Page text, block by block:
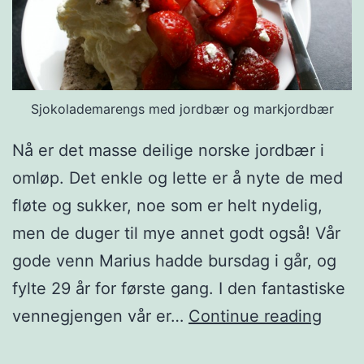
e
o
g
v
a
n
i
l
j
e
s
a
Sjokolademarengs med jordbær og markjordbær
Nå er det masse deilige norske jordbær i
omløp. Det enkle og lette er å nyte de med
fløte og sukker, noe som er helt nydelig,
men de duger til mye annet godt også! Vår
gode venn Marius hadde bursdag i går, og
fylte 29 år for første gang. I den fantastiske
vennegjengen vår er… Continue reading